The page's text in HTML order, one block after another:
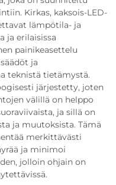
Kirkas, kaksois-LED-
lämpötila- ja
ja erilaisissa
painikeasettelu
ja
teknistä tietämystä.
järjestetty, joten
välillä on helppo
ja sillä on
ja muutoksista. Tämä
merkittävästi
ja minimoi
jolloin ohjain on